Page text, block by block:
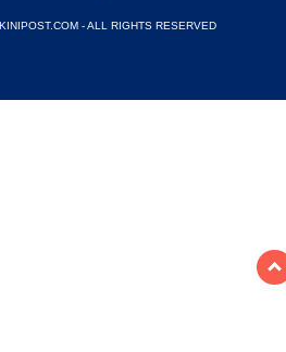
- ALL RIGHTS RESERVED